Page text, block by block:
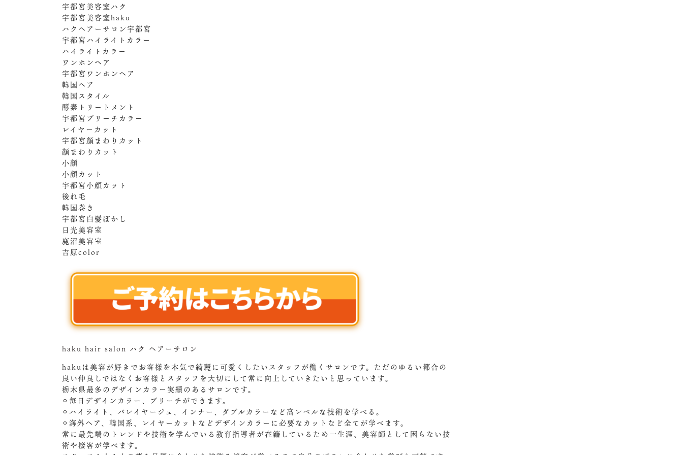
宇都宮美容室ハク
宇都宮美容室haku
ハクヘアーサロン宇都宮
宇都宮ハイライトカラー
ハイライトカラー
ワンホンヘア
宇都宮ワンホンヘア
韓国ヘア
韓国スタイル
酵素トリートメント
宇都宮ブリーチカラー
レイヤーカット
宇都宮顔まわりカット
顔まわりカット
小顔
小顔カット
宇都宮小顔カット
後れ毛
韓国巻き
宇都宮白髪ぼかし
日光美容室
鹿沼美容室
吉原color
haku hair salon ハク ヘアーサロン
hakuは美容が好きでお客様を本気で綺麗に可愛くしたいスタッフが働くサロンです。ただのゆるい都合の
良い仲良しではなくお客様とスタッフを大切にして常に向上していきたいと思っています。
栃木県最多のデザインカラー実績のあるサロンです。
⚪︎毎日デザインカラー、ブリーチができます。
⚪︎ハイライト、バレイヤージュ、インナー、ダブルカラーなど高レベルな技術を学べる。
⚪︎海外ヘア、韓国系、レイヤーカットなどデザインカラーに必要なカットなど全てが学べます。
常に最先端のトレンドや技術を学んでいる教育指導者が在籍しているため一生涯、美容師として困らない技
術や接客が学べます。